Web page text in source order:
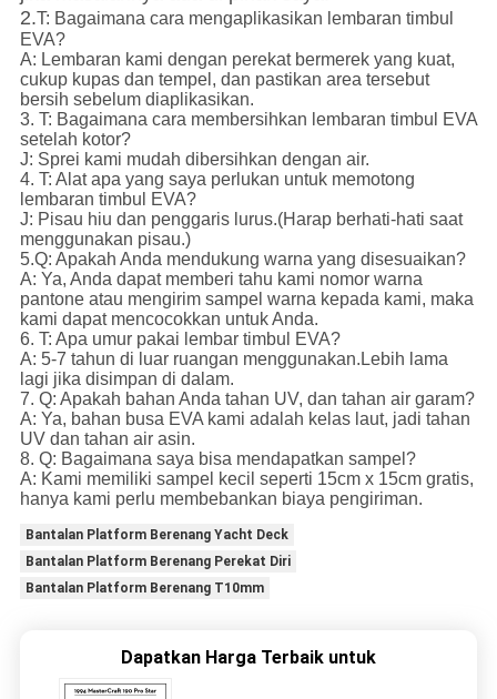
2.T: Bagaimana cara mengaplikasikan lembaran timbul
EVA?
A: Lembaran kami dengan perekat bermerek yang kuat,
cukup kupas dan tempel, dan pastikan area tersebut
bersih sebelum diaplikasikan.
3. T: Bagaimana cara membersihkan lembaran timbul EVA
setelah kotor?
J: Sprei kami mudah dibersihkan dengan air.
4. T: Alat apa yang saya perlukan untuk memotong
lembaran timbul EVA?
J: Pisau hiu dan penggaris lurus.(Harap berhati-hati saat
menggunakan pisau.)
5.Q: Apakah Anda mendukung warna yang disesuaikan?
A: Ya, Anda dapat memberi tahu kami nomor warna
pantone atau mengirim sampel warna kepada kami, maka
kami dapat mencocokkan untuk Anda.
6. T: Apa umur pakai lembar timbul EVA?
A: 5-7 tahun di luar ruangan menggunakan.Lebih lama
lagi jika disimpan di dalam.
7. Q: Apakah bahan Anda tahan UV, dan tahan air garam?
A: Ya, bahan busa EVA kami adalah kelas laut, jadi tahan
UV dan tahan air asin.
8. Q: Bagaimana saya bisa mendapatkan sampel?
A: Kami memiliki sampel kecil seperti 15cm x 15cm gratis,
hanya kami perlu membebankan biaya pengiriman.
Bantalan Platform Berenang Yacht Deck
Bantalan Platform Berenang Perekat Diri
Bantalan Platform Berenang T10mm
Dapatkan Harga Terbaik untuk